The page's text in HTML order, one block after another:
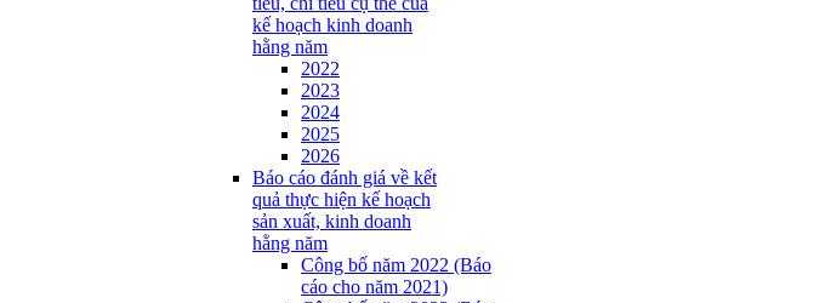
kế hoạch kinh doanh
hằng năm
2022
2023
2024
2025
2026
Báo cáo đánh giá về kết
quả thực hiện kế hoạch
sản xuất, kinh doanh
hằng năm
Công bố năm 2022 (Báo
cáo cho năm 2021)